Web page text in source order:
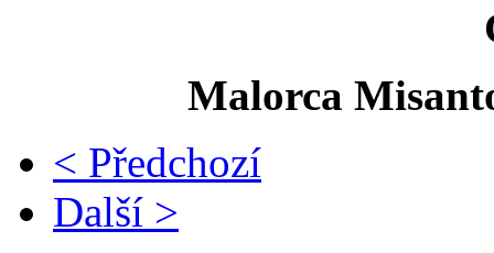
Malorca
< Předchozí
Další >